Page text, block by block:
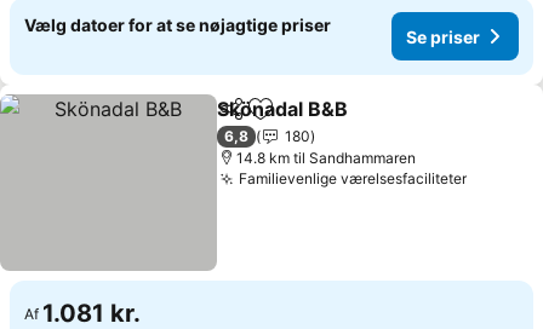
Vælg datoer for at se nøjagtige priser
Se priser
Del Føj til favoritter
Skönadal B&B
6,8
180
14.8 km til Sandhammaren
Familievenlige værelsesfaciliteterSe
Af 1.081 kr.